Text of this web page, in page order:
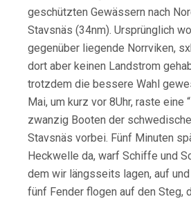
geschützten Gewässern nach
Stavsnäs (34nm). Ursprünglich
gegenüber liegende Norrviken,
dort aber keinen Landstrom
trotzdem die bessere Wahl
Mai, um kurz vor 8Uhr, raste eine
zwanzig Booten der
Stavsnäs vorbei. Fünf Minuten
Heckwelle da, warf Schiffe und
dem wir längsseits lagen, auf
fünf Fender flogen auf den Steg,